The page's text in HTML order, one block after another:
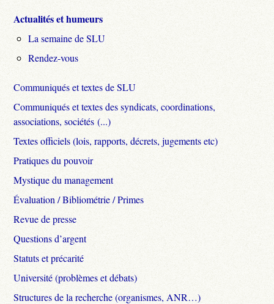
Actualités et humeurs
La semaine de SLU
Rendez-vous
Communiqués et textes de SLU
Communiqués et textes des syndicats, coordinations,
associations, sociétés (...)
Textes officiels (lois, rapports, décrets, jugements etc)
Pratiques du pouvoir
Mystique du management
Évaluation / Bibliométrie / Primes
Revue de presse
Questions d’argent
Statuts et précarité
Université (problèmes et débats)
Structures de la recherche (organismes, ANR…)